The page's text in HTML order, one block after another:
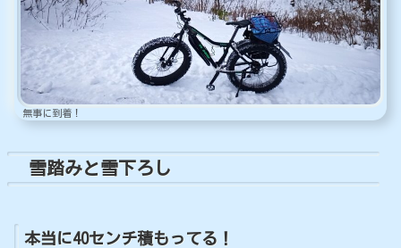
無事に到着！
雪踏みと雪下ろし
本当に40センチ積もってる！